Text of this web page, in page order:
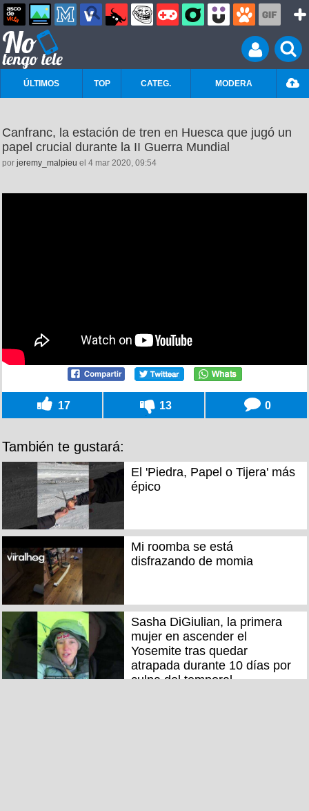
ÚLTIMOS TOP CATEG. MODERA
Canfranc, la estación de tren en Huesca que jugó un
papel crucial durante la II Guerra Mundial
por jeremy_malpieu el 4 mar 2020, 09:54
17 13 0
También te gustará:
El 'Piedra, Papel o Tijera' más
épico
Mi roomba se está
disfrazando de momia
Sasha DiGiulian, la primera
mujer en ascender el
Yosemite tras quedar
atrapada durante 10 días por
culpa del temporal